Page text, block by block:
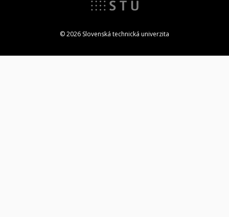
© 2026 Slovenská technická univerzita